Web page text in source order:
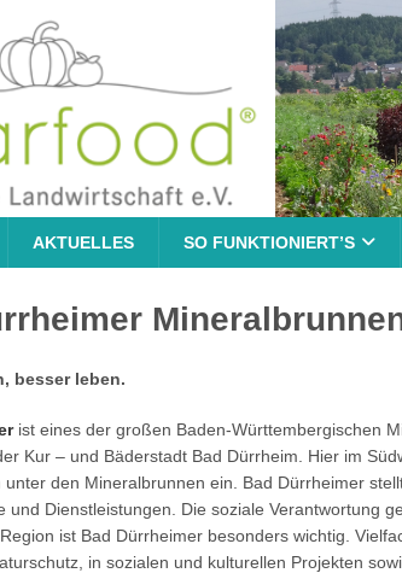
AKTUELLES SO FUNKTIONIERT’S
besser leben.
ist eines der großen Baden-Württembergischen
Kur – und Bäderstadt Bad Dürrheim. Hier im
unter den Mineralbrunnen ein. Bad Dürrheimer
und Dienstleistungen. Die soziale Verantwortung
ist Bad Dürrheimer besonders wichtig.
in sozialen und kulturellen Projekten